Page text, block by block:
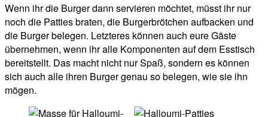
Wenn ihr die Burger dann servieren möchtet, müsst ihr nur
noch die Patties braten, die Burgerbrötchen aufbacken und
die Burger belegen. Letzteres können auch eure Gäste
übernehmen, wenn ihr alle Komponenten auf dem Esstisch
bereitstellt. Das macht nicht nur Spaß, sondern es können
sich auch alle ihren Burger genau so belegen, wie sie ihn
mögen.